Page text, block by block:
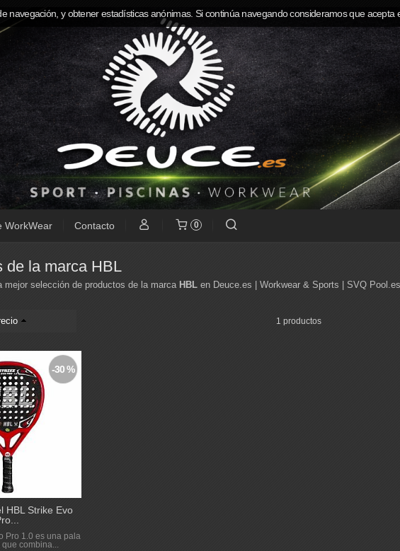
WorkWear Contacto 0
de la marca HBL
mejor selección de productos de la marca HBLen Deuce.es | Workwear & Sports | SVQ Pool.es
1 productos
-30 %
HBL Strike Evo
Pro 1.0 es una pala
combina...
navegación, y obtener estadísticas anónimas. Si continúa navegando consideramos que acepta